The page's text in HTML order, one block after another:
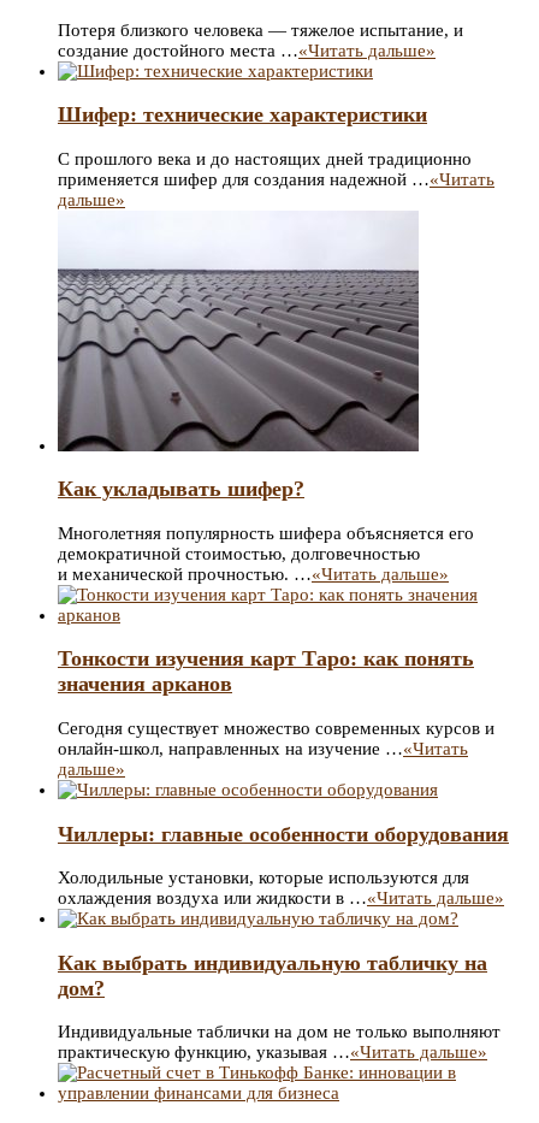
Потеря близкого человека — тяжелое испытание, и
создание достойного места …«Читать дальше»
Шифер: технические характеристики
С прошлого века и до настоящих дней традиционно
применяется шифер для создания надежной …«Читать
дальше»
Как укладывать шифер?
Многолетняя популярность шифера объясняется его
демократичной стоимостью, долговечностью
и механической прочностью. …«Читать дальше»
Тонкости изучения карт Таро: как понять
значения арканов
Сегодня существует множество современных курсов и
онлайн-школ, направленных на изучение …«Читать
дальше»
Чиллеры: главные особенности оборудования
Холодильные установки, которые используются для
охлаждения воздуха или жидкости в …«Читать дальше»
Как выбрать индивидуальную табличку на
дом?
Индивидуальные таблички на дом не только выполняют
практическую функцию, указывая …«Читать дальше»